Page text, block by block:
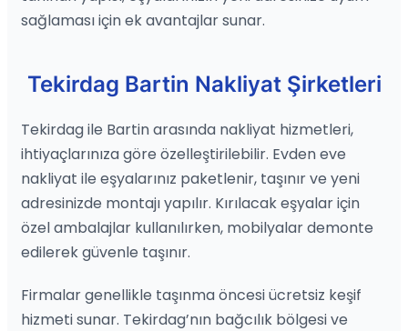
sağlaması için ek avantajlar sunar.
Tekirdag Bartin Nakliyat Şirketleri
Tekirdag ile Bartin arasında nakliyat hizmetleri,
ihtiyaçlarınıza göre özelleştirilebilir. Evden eve
nakliyat ile eşyalarınız paketlenir, taşınır ve yeni
adresinizde montajı yapılır. Kırılacak eşyalar için
özel ambalajlar kullanılırken, mobilyalar demonte
edilerek güvenle taşınır.
Firmalar genellikle taşınma öncesi ücretsiz keşif
hizmeti sunar. Tekirdag’nın bağcılık bölgesi ve